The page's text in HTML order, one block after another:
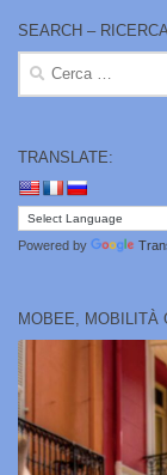
SEARCH – RICERCA
Ricerca
TRANSLATE:
Powered by
MOBEE, MOBILITÀ